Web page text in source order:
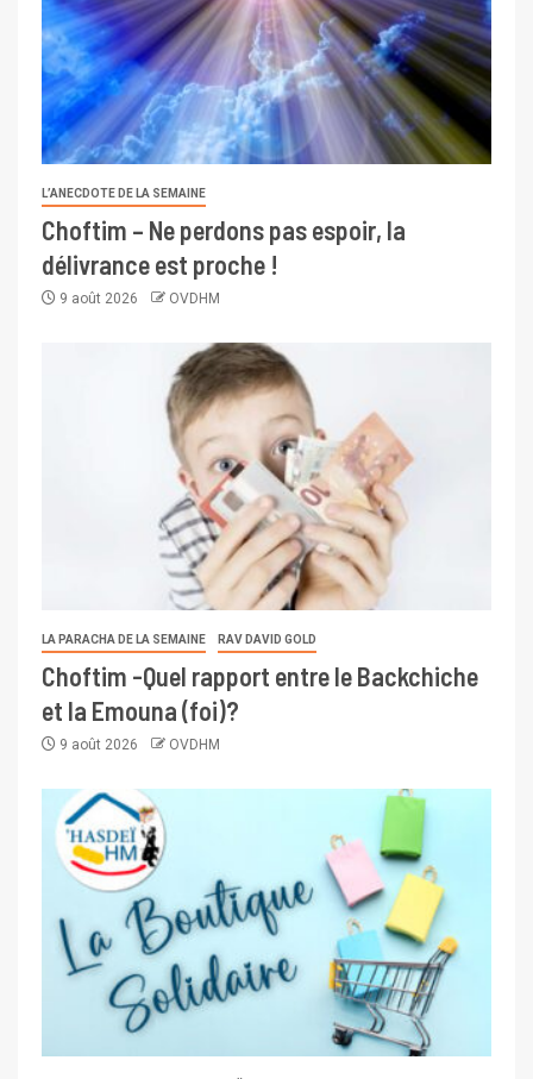
L’ANECDOTE DE LA SEMAINE
Choftim – Ne perdons pas espoir, la
délivrance est proche !
9 août 2026 OVDHM
LA PARACHA DE LA SEMAINE RAV DAVID GOLD
Choftim -Quel rapport entre le Backchiche
et la Emouna (foi)?
9 août 2026 OVDHM